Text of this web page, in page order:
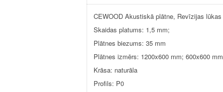
CEWOOD Akustiskā plātne, Revīzijas lūkas
Skaidas platums: 1,5 mm;
Plātnes biezums: 35 mm
Plātnes izmērs: 1200x600 mm; 600x600
Krāsa: naturāla
Profils: P0